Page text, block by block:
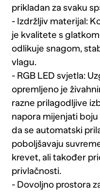
prikladan za svaku
- Izdržljiv materijal:
je kvalitete s
odlikuje snagom,
vlagu.
- RGB LED svjetla:
opremljeno je
razne prilagodljive
napora mijenjati
da se automatski
poboljšavaju
krevet, ali također
privlačnosti.
- Dovoljno prostora